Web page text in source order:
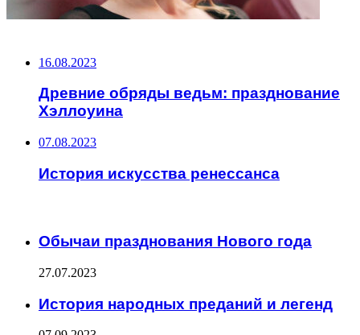
16.08.2023
Древние обряды ведьм: празднование
Хэллоуина
07.08.2023
История искусства ренессанса
Обычаи празднования Нового года
27.07.2023
История народных преданий и легенд